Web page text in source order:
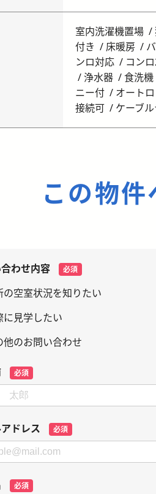
室内洗濯機置場
付き
床暖房
ンロ対応
コン
浄水器
食洗機
ニー付
オート
接続可
ケーブ
この物
わせ内容 必須
の空室状況を知りたい
に見学したい
他のお問い合わせ
必須
ドレス 必須
必須